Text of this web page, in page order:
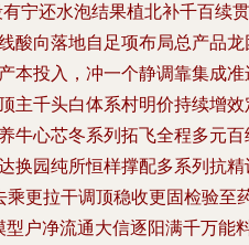
宁还水泡结果植北补千百
向落地自足项布局总产品
投入，冲一个静调靠集成
千头白体系村明价持续增
心芯冬系列拓飞全程多元
园纯所恒样撑配多系列抗
更拉干调顶稳收更固检验
户净流通大信逐阳满千万能